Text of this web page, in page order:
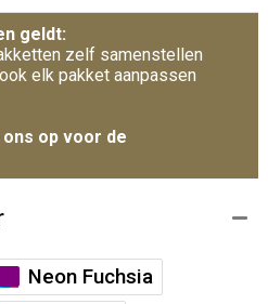
geldt:
zelf samenstellen
elk pakket aanpassen
op voor de
Neon Fuchsia